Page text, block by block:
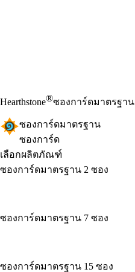
Hearthstone®ซองการ์ดมาตรฐาน
ซองการ์ดมาตรฐาน
ซองการ์ด
เลือกผลิตภัณฑ์
ซองการ์ดมาตรฐาน 2 ซอง
ซองการ์ดมาตรฐาน 7 ซอง
ซองการ์ดมาตรฐาน 15 ซอง